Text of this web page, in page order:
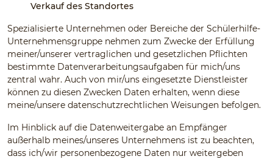
Verkauf des Standortes
Spezialisierte Unternehmen oder Bereiche der Schülerhilfe-
Unternehmensgruppe nehmen zum Zwecke der Erfüllung
meiner/unserer vertraglichen und gesetzlichen Pflichten
bestimmte Datenverarbeitungsaufgaben für mich/uns
zentral wahr. Auch von mir/uns eingesetzte Dienstleister
können zu diesen Zwecken Daten erhalten, wenn diese
meine/unsere datenschutzrechtlichen Weisungen befolgen.
Im Hinblick auf die Datenweitergabe an Empfänger
außerhalb meines/unseres Unternehmens ist zu beachten,
dass ich/wir personenbezogene Daten nur weitergeben